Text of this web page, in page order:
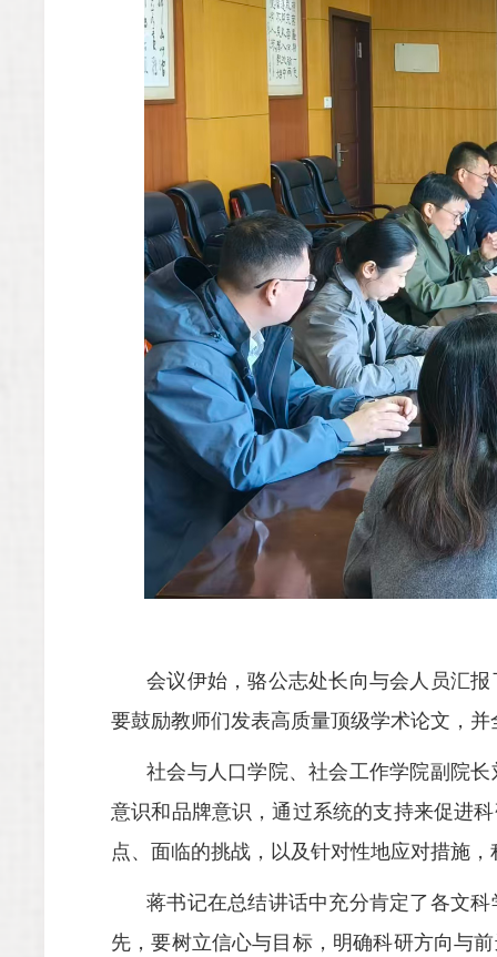
会议伊始，骆公志处长向与会人员汇
要鼓励教师们发表高质量顶级学术论文，
社会与人口学院、社会工作学院副院
意识和品牌意识，通过系统的支持来促进
点、面临的挑战，以及针对性地应对措施
蒋书记在总结讲话中充分肯定了各文
先，要树立信心与目标，明确科研方向与